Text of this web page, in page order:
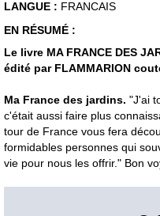
LANGUE : FRANCAIS
EN RÉSUMÉ :
Le livre MA FRANCE DES
édité par FLAMMARION
Ma France des jardins. "J'ai
c'était aussi faire plus
tour de France vous fera
formidables personnes qui
vie pour nous les offrir." Bon